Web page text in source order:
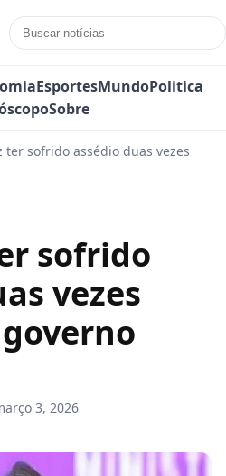
EsportesMundoPolitica
Sobre
ter sofrido assédio duas vezes
sofrido
vezes
3, 2026